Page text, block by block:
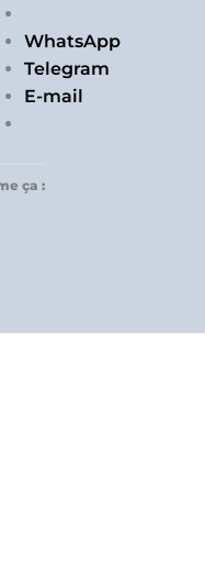
WhatsApp
Telegram
E-mail
ça :